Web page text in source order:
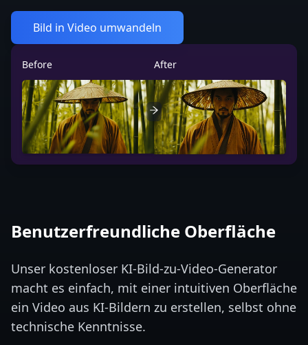
Bild in Video umwandeln
Before After
Benutzerfreundliche Oberfläche
Unser kostenloser KI-Bild-zu-Video-Generator
macht es einfach, mit einer intuitiven Oberfläche
ein Video aus KI-Bildern zu erstellen, selbst ohne
technische Kenntnisse.